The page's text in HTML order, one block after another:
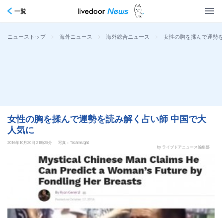
一覧
ニューストップ > 海外ニュース > 海外総合ニュース > 女性の胸を揉んで運勢
女性の胸を揉んで運勢を読み解く占い師 中国で大
人気に
2016年10月20日 21時25分
写真：Techinsight
by ライブドアニュース編集部